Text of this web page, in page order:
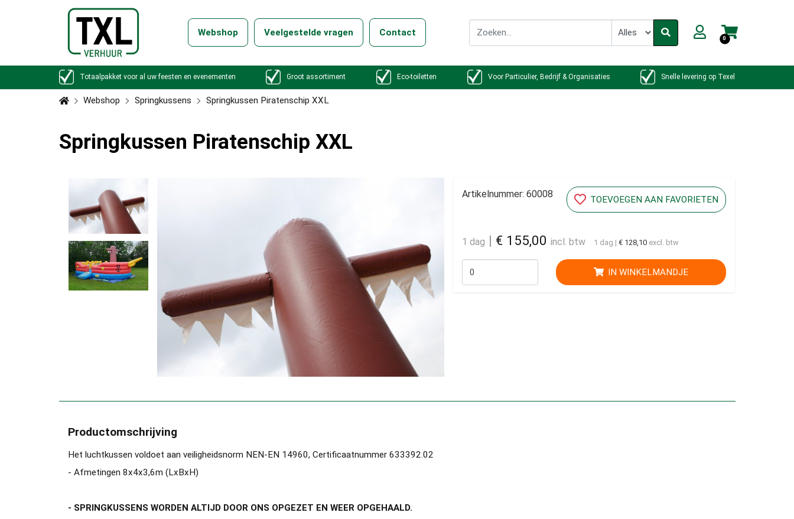
0
Webshop Veelgestelde vragen Contact
Totaalpakket voor al uw feesten en evenementen Groot assortiment Eco-toiletten Voor Particulier, Bedrijf & Organisaties Snelle levering op Texel
Webshop Springkussens Springkussen Piratenschip XXL
Springkussen Piratenschip XXL
Artikelnummer: 60008
1 dag | € 155,00 incl. btw 1 dag | € 128,10 excl. btw
IN WINKELMANDJE
TOEVOEGEN AAN FAVORIETEN
Productomschrijving
Het luchtkussen voldoet aan veiligheidsnorm NEN-EN 14960, Certificaatnummer 633392.02
- Afmetingen 8x4x3,6m (LxBxH)
- SPRINGKUSSENS WORDEN ALTIJD DOOR ONS OPGEZET EN WEER OPGEHAALD.